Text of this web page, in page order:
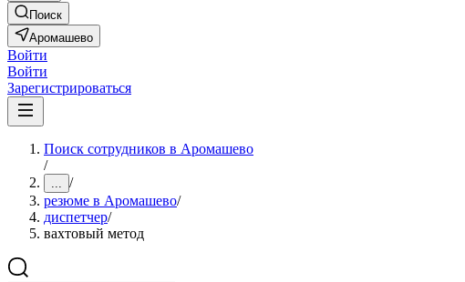
Поиск
Аромашево
Войти
Войти
Зарегистрироваться
Поиск сотрудников в Аромашево
/
... /
резюме в Аромашево/
диспетчер/
вахтовый метод